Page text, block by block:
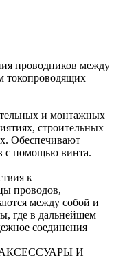
проводников между
токопроводящих
и монтажных
строительных
Обеспечивают
с помощью винта.
к
проводов,
между собой и
где в дальнейшем
соединения
И